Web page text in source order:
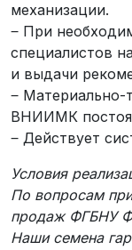
механизации.
‒ При
специалистов
и выдачи
‒ Материально-
ВНИИМК
‒ Действует
Условия
По вопросам
продаж ФГБНУ
Наши семена